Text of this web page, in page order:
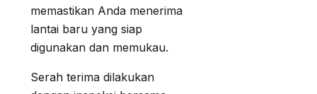
memastikan Anda menerima
lantai baru yang siap
digunakan dan memukau.
Serah terima dilakukan